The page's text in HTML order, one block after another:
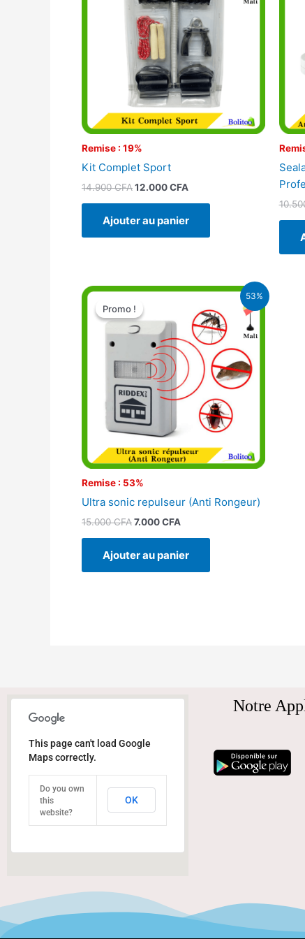
Remise : 19%
Kit Complet Sport
14.900CFA
14.900 CFA.
12.000CFA
12.000 CFA.
Ajouter au panier
53%
Promo !
Remise : 53%
Promo !
Ultra sonic repulseur (Anti Rongeur)
15.000CFA
Le
initial
était :
15.000 CFA.
7.000CFA
Le
actuel
est :
7.000 CFA.
Ajouter au panier
This page can't load Google
Maps correctly.
Do you own
this
website?
OK
Notre